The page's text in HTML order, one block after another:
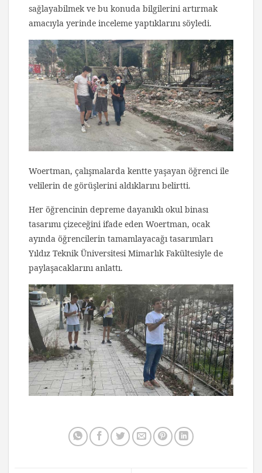
sağlayabilmek ve bu konuda bilgilerini artırmak
amacıyla yerinde inceleme yaptıklarını söyledi.
Woertman, çalışmalarda kentte yaşayan öğrenci ile
velilerin de görüşlerini aldıklarını belirtti.
Her öğrencinin depreme dayanıklı okul binası
tasarımı çizeceğini ifade eden Woertman, ocak
ayında öğrencilerin tamamlayacağı tasarımları
Yıldız Teknik Üniversitesi Mimarlık Fakültesiyle de
paylaşacaklarını anlattı.